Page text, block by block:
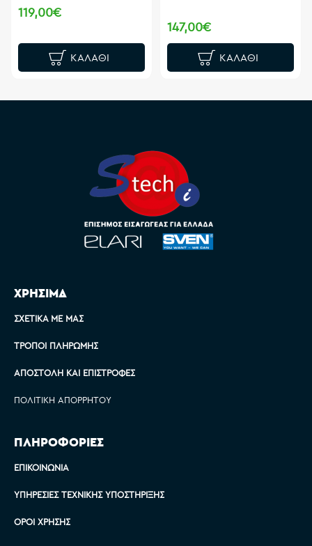
119,00€
ΚΑΛΆΘΙ
147,00€
ΚΑΛΆΘΙ
ΧΡΗΣΙΜΑ
ΣΧΕΤΙΚΆ ΜΕ ΜΑΣ
ΤΡΌΠΟΙ ΠΛΗΡΩΜΉΣ
ΑΠΟΣΤΟΛΉ ΚΑΙ ΕΠΙΣΤΡΟΦΈΣ
ΠΟΛΙΤΙΚΉ ΑΠΟΡΡΉΤΟΥ
ΠΛΗΡΟΦΟΡΙΕΣ
ΕΠΙΚΟΙΝΩΝΊΑ
ΥΠΗΡΕΣΊΕΣ ΤΕΧΝΙΚΉΣ ΥΠΟΣΤΉΡΙΞΗΣ
ΌΡΟΙ ΧΡΉΣΗΣ